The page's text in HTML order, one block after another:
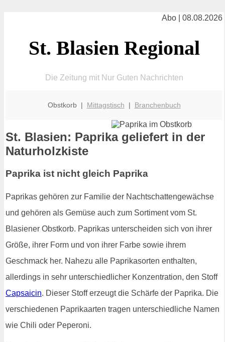
Abo | 08.08.2026
St. Blasien Regional
Die Zeitung mit Nur Guten Nachrichten
Obstkorb | Mittagstisch | Branchenbuch
St. Blasien: Paprika geliefert in der
Naturholzkiste
Paprika ist nicht gleich Paprika
Paprikas gehören zur Familie der Nachtschattengewächse
und gehören als Gemüse auch zum Sortiment vom St.
Blasiener Obstkorb. Paprikas unterscheiden sich von ihrer
Größe, ihrer Form und von ihrer Farbe sowie ihrem
Geschmack her. Nahezu alle Paprikasorten enthalten,
allerdings in sehr unterschiedlicher Konzentration, den Stoff
Capsaicin. Dieser Stoff erzeugt die Schärfe der Paprika. Die
verschiedenen Paprikaarten tragen unterschiedliche Namen
wie Chili oder Peperoni.